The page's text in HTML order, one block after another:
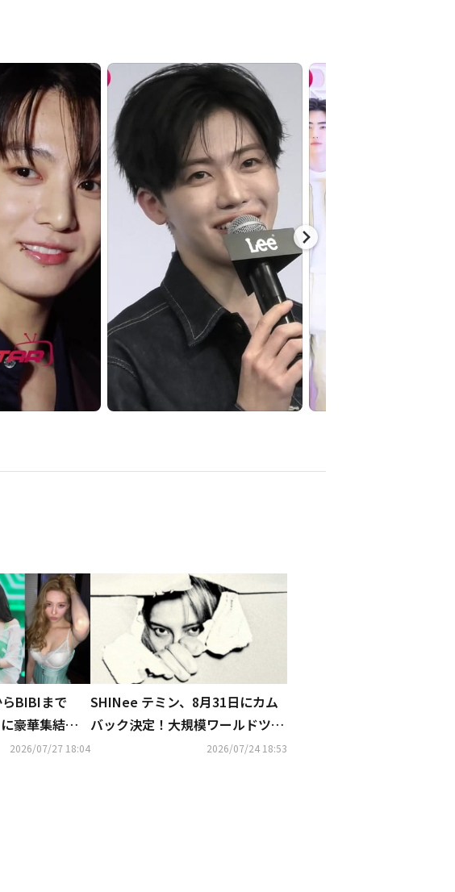
BIBIまで
に豪華集結！
パフォーマン
2026/07/27 18:04
SHINee テミン、8月31日にカム
バック決定！大規模ワールドツア
2026/07/24 18:53